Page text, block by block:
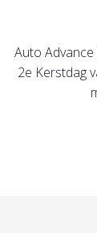
Auto
2e Kerstdag